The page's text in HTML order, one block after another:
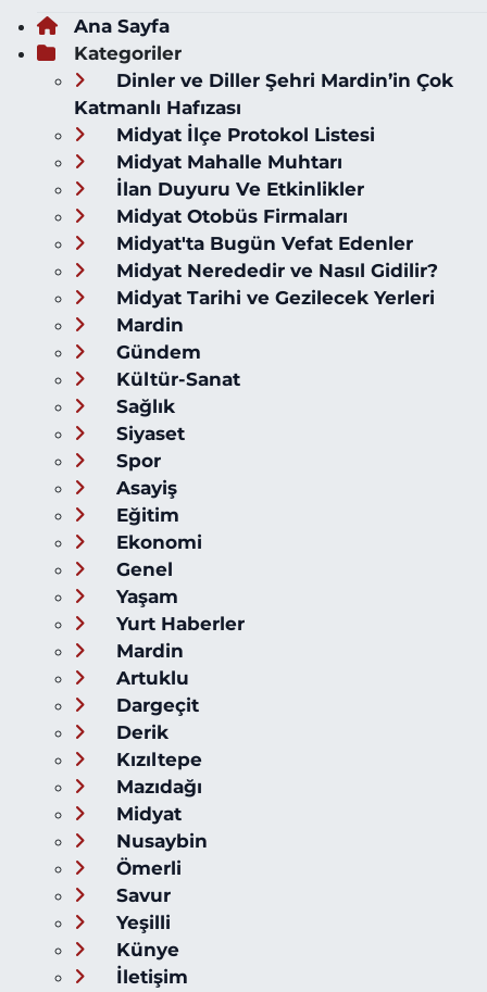
Ana Sayfa
Kategoriler
Dinler ve Diller Şehri Mardin’in Çok
Katmanlı Hafızası
Midyat İlçe Protokol Listesi
Midyat Mahalle Muhtarı
İlan Duyuru Ve Etkinlikler
Midyat Otobüs Firmaları
Midyat'ta Bugün Vefat Edenler
Midyat Nerededir ve Nasıl Gidilir?
Midyat Tarihi ve Gezilecek Yerleri
Mardin
Gündem
Kültür-Sanat
Sağlık
Siyaset
Spor
Asayiş
Eğitim
Ekonomi
Genel
Yaşam
Yurt Haberler
Mardin
Artuklu
Dargeçit
Derik
Kızıltepe
Mazıdağı
Midyat
Nusaybin
Ömerli
Savur
Yeşilli
Künye
İletişim